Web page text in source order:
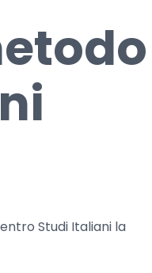
Studi Italiani la